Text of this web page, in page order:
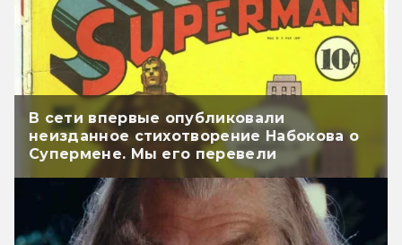
В сети впервые опубликовали
неизданное стихотворение Набокова о
Супермене. Мы его перевели